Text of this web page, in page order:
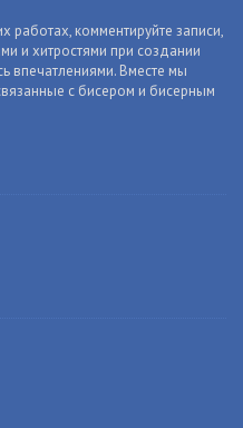
работах, комментируйте записи,
и хитростями при создании
впечатлениями. Вместе мы
с бисером и бисерным